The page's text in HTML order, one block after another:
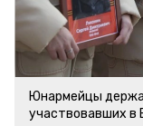
Юнармейцы
участвовавших в